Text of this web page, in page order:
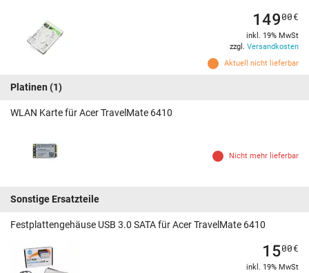
Aktuell nicht lieferbar
14900€
inkl. 19% MwSt
zzgl. Versandkosten
Platinen (1)
WLAN Karte für Acer TravelMate 6410
Nicht mehr lieferbar
Sonstige Ersatzteile
Festplattengehäuse USB 3.0 SATA für Acer TravelMate 6410
1500€
inkl. 19% MwSt